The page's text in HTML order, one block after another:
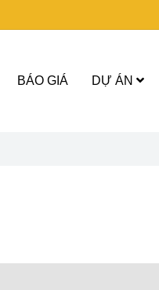
BÁO GIÁ DỰ ÁN